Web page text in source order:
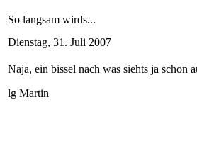
So langsam wirds...
Dienstag, 31. Juli 2007
Naja, ein bissel nach was siehts ja
lg Martin